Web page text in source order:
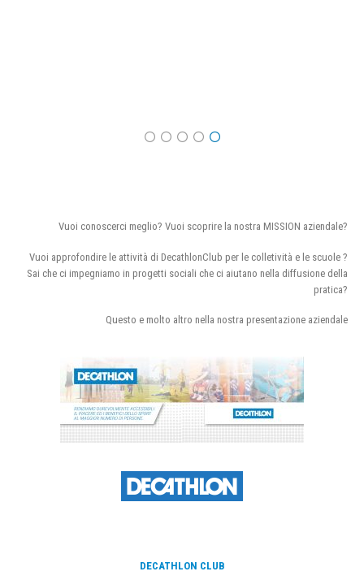
Vuoi conoscerci meglio? Vuoi scoprire la nostra MISSION aziendale?
Vuoi approfondire le attività di DecathlonClub per le colletività e le scuole ?
Sai che ci impegniamo in progetti sociali che ci aiutano nella diffusione della
pratica?
Questo e molto altro nella nostra presentazione aziendale
DECATHLON CLUB